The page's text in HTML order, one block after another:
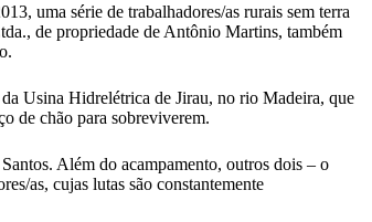
uma série de trabalhadores/as rurais sem terra
de propriedade de Antônio Martins, também
Usina Hidrelétrica de Jirau, no rio Madeira, que
de chão para sobreviverem.
Além do acampamento, outros dois – o
as, cujas lutas são constantemente